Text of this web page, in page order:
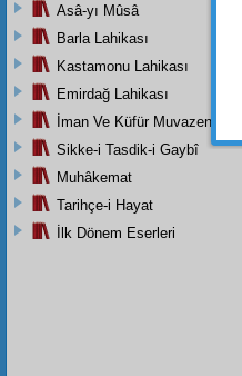
Asâ-yı Mûsâ
Barla Lahikası
Kastamonu Lahikası
Emirdağ Lahikası
İman Ve Küfür Muvazeneleri
Sikke-i Tasdik-i Gaybî
Muhâkemat
Tarihçe-i Hayat
İlk Dönem Eserleri